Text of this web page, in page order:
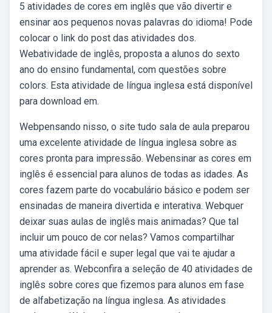
5 atividades de cores em inglês que vão divertir e
ensinar aos pequenos novas palavras do idioma! Pode
colocar o link do post das atividades dos.
Webatividade de inglês, proposta a alunos do sexto
ano do ensino fundamental, com questões sobre
colors. Esta atividade de língua inglesa está disponível
para download em.
Webpensando nisso, o site tudo sala de aula preparou
uma excelente atividade de língua inglesa sobre as
cores pronta para impressão. Webensinar as cores em
inglês é essencial para alunos de todas as idades. As
cores fazem parte do vocabulário básico e podem ser
ensinadas de maneira divertida e interativa. Webquer
deixar suas aulas de inglês mais animadas? Que tal
incluir um pouco de cor nelas? Vamos compartilhar
uma atividade fácil e super legal que vai te ajudar a
aprender as. Webconfira a seleção de 40 atividades de
inglês sobre cores que fizemos para alunos em fase
de alfabetização na língua inglesa. As atividades